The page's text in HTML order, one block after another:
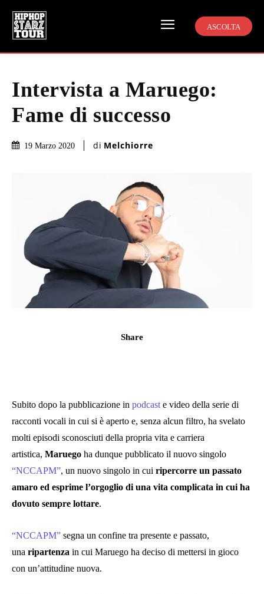
ASCOLTA
Intervista a Maruego:
Fame di successo
19 Marzo 2020 di Melchiorre
Share
Subito dopo la pubblicazione in podcast e video della serie di
racconti vocali in cui si è aperto e, senza alcun filtro, ha svelato
molti episodi sconosciuti della propria vita e carriera
artistica, Maruego ha dunque pubblicato il nuovo singolo
“NCCAPM”, un nuovo singolo in cui ripercorre un passato
amaro ed esprime l’orgoglio di una vita complicata in cui ha
dovuto sempre lottare.
“NCCAPM” segna un confine tra presente e passato,
una ripartenza in cui Maruego ha deciso di mettersi in gioco
con un’attitudine nuova.